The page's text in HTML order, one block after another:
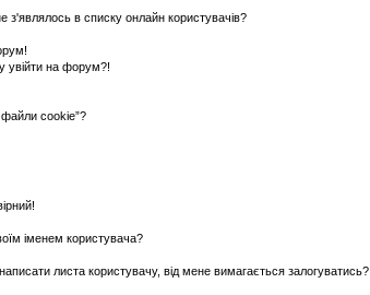
в списку онлайн користувачів?
увійти на форум?!
cookie”?
іменем користувача?
листа користувачу, від мене вимагається залогуватись?